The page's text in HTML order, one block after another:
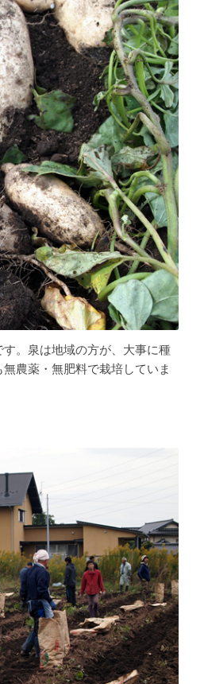
。泉は地域の方が、大事に種
農薬・無肥料で栽培していま